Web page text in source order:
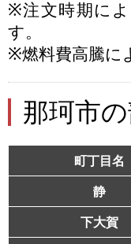
※注文時期に
す。
※燃料費高騰に
那珂市
町丁目名
静
下大賀